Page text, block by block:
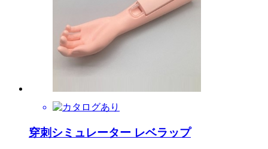
穿刺シミュレーター レベラップ